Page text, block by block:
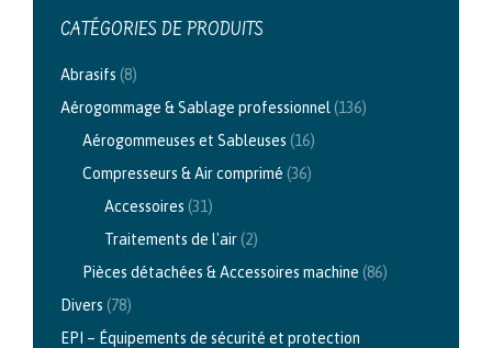
CATÉGORIES DE PRODUITS
Abrasifs (8)
Aérogommage & Sablage professionnel (136)
Aérogommeuses et Sableuses (16)
Compresseurs & Air comprimé (36)
Accessoires (31)
Traitements de l'air(2)
Pièces détachées & Accessoires machine (86)
Divers (78)
EPI – Équipements de sécurité et protection